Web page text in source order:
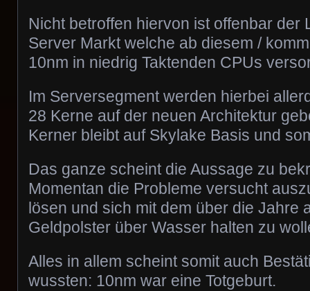
Nicht betroffen hiervon ist offenbar der
Server Markt welche ab diesem /
10nm in niedrig Taktenden CPUs
Im Serversegment werden hierbei
28 Kerne auf der neuen Architektur
Kerner bleibt auf Skylake Basis und
Das ganze scheint die Aussage zu
Momentan die Probleme versucht
lösen und sich mit dem über die Jahre
Geldpolster über Wasser halten zu
Alles in allem scheint somit auch
wussten: 10nm war eine Totgeburt.